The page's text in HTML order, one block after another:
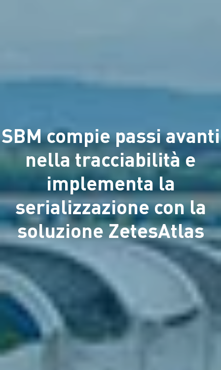
SBM compie passi avanti
nella tracciabilità e
implementa la
serializzazione con la
soluzione ZetesAtlas